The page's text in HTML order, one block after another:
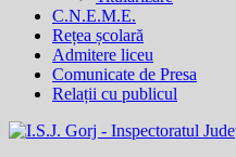
C.N.E.M.E.
Rețea școlară
Admitere liceu
Comunicate de Presa
Relații cu publicul